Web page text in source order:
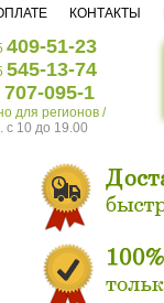
409-51-23
545-13-74
095-1
для регионов /
c 10 до 19.00
КОНТАКТЫ